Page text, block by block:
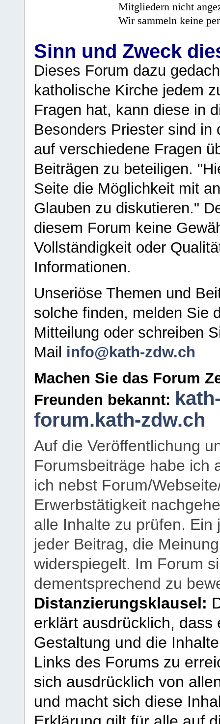
Mitgliedern nicht
Wir sammeln keine
Sinn und Zweck
Dieses Forum dazu
katholische Kirche jedem
Fragen hat, kann diese in
Besonders Priester sind in
auf verschiedene Fragen
Beiträgen zu beteiligen.
Seite die Möglichkeit mit
Glauben zu diskutieren."
diesem Forum keine
Vollständigkeit oder
Informationen.
Unseriöse Themen und
solche finden, melden Sie
Mitteilung oder schreiben
Mail info@kath-zdw.ch
Machen Sie das Forum
Freunden bekannt:
forum.kath-zdw.ch
Auf die Veröffentlichung
Forumsbeiträge habe ich
ich nebst Forum/
Erwerbstätigkeit
alle Inhalte zu prüfen.
jeder Beitrag, die
widerspiegelt. Im Forum
dementsprechend zu
Distanzierungsklausel:
erklärt ausdrücklich,
Gestaltung und die
Links des Forums zu
sich ausdrücklich von
und macht sich diese